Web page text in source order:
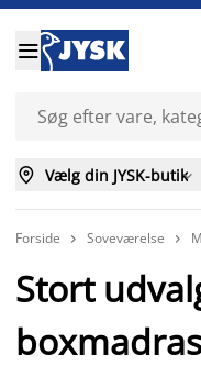

 Vælg din JYSK-butik
Forside  Soveværelse 
Stort